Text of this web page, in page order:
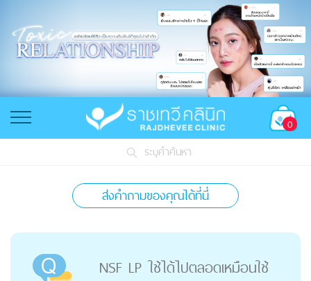
0
ระบุคำค้นหา
ส่งคำถามของคุณได้ที่นี่
NSF LP ใช้ได้ไปตลอดเหมือนใช้